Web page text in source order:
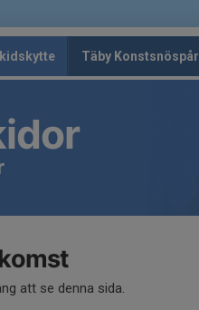
Täby Konstsnöspår
att se denna sida.